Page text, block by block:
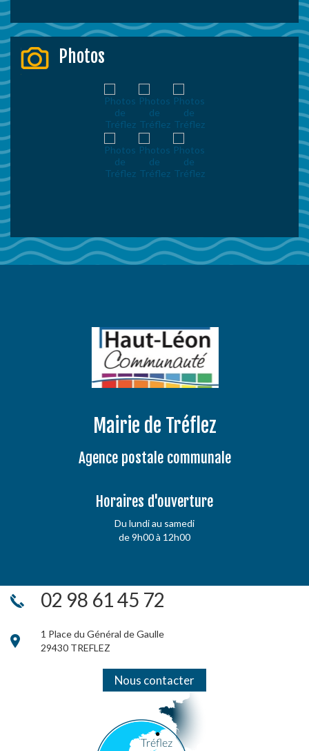
Photos
Mairie de Tréflez
Agence postale communale
Horaires d'ouverture
Du lundi au samedi
de 9h00 à 12h00
02 98 61 45 72
1 Place du Général de Gaulle
29430 TREFLEZ
Nous contacter